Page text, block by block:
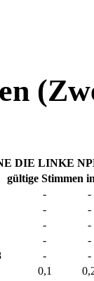
DIE LINKE
gültige Stimmen
-
-
-
-
-
-
-
-
-
-
0,1